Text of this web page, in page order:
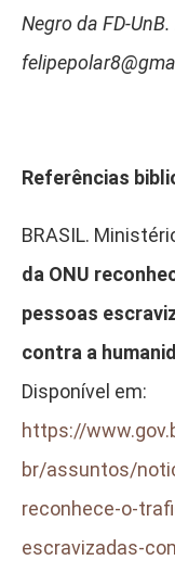
Negro da FD-
Referências
BRASIL.
da ONU
pessoas
contra a
Disponível em:
https://
br/assuntos/
reconhece-o-
escravizadas-